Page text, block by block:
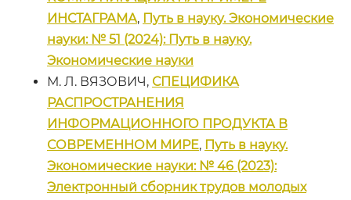
ИНСТАГРАМА, Путь в науку. Экономические
науки: № 51 (2024): Путь в науку.
Экономические науки
М. Л. ВЯЗОВИЧ, СПЕЦИФИКА
РАСПРОСТРАНЕНИЯ
ИНФОРМАЦИОННОГО ПРОДУКТА В
СОВРЕМЕННОМ МИРЕ, Путь в науку.
Экономические науки: № 46 (2023):
Электронный сборник трудов молодых